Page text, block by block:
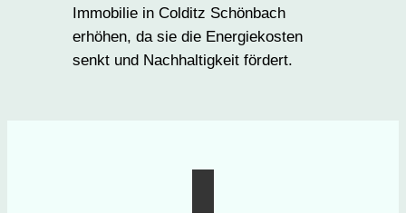
Immobilie in Colditz Schönbach
erhöhen, da sie die Energiekosten
senkt und Nachhaltigkeit fördert.